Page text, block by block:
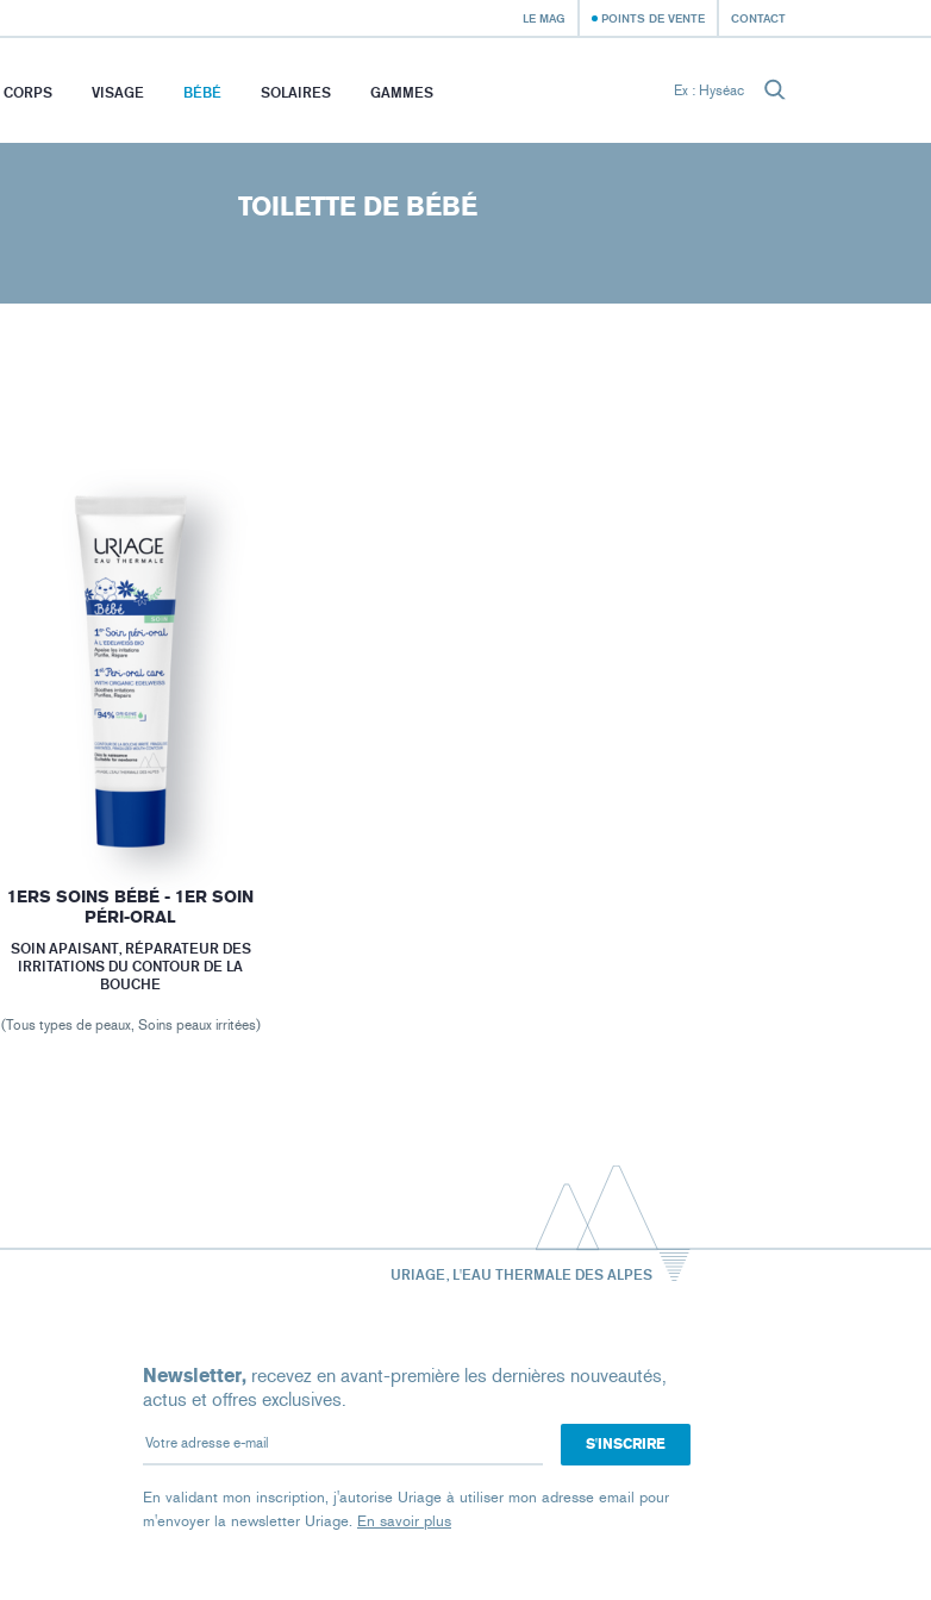
LE MAG POINTS DE VENTE CONTACT
CORPS VISAGE BÉBÉ SOLAIRES GAMMES
TOILETTE DE BÉBÉ
1ERS SOINS BÉBÉ - 1ER SOIN
PÉRI-ORAL
SOIN APAISANT, RÉPARATEUR DES
IRRITATIONS DU CONTOUR DE LA
BOUCHE
(Tous types de peaux, Soins peaux irritées)
URIAGE, L'EAU THERMALE DES ALPES
Newsletter, recevez en avant-première les dernières nouveautés,
actus et offres exclusives.
Votre adresse e-mail
En validant mon inscription, j'autorise Uriage à utiliser mon adresse email pour
m'envoyer la newsletter Uriage. En savoir plus